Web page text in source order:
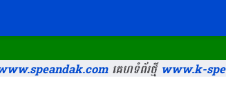
គេហទំព័រថ្មីwww.k-